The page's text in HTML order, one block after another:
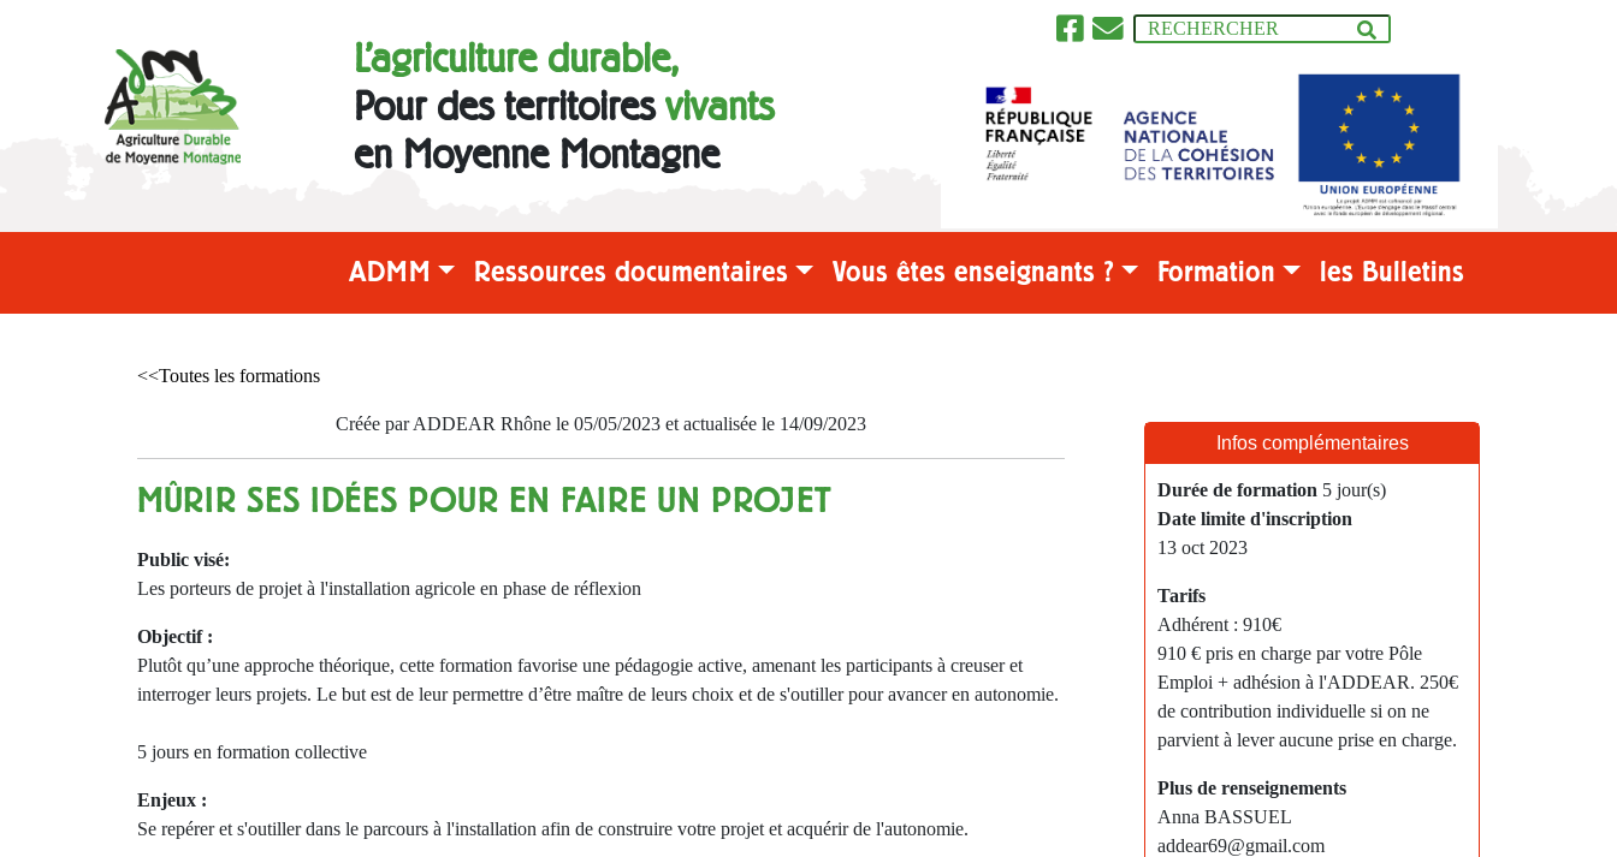
L'agriculture durable,
Pour des territoiresvivants
en Moyenne Montagne
ADMM Ressources documentaires Vous êtes enseignants ? Formation les Bulletins
<<Toutes les formations
Créée par ADDEAR Rhône le 05/05/2023 et actualisée le 14/09/2023
MÛRIR SES IDÉES POUR EN FAIRE UN PROJET
Public visé:
Les porteurs de projet à l'installation agricole en phase de réflexion
Objectif :
Plutôt qu’une approche théorique, cette formation favorise une pédagogie active, amenant les participants à creuser et
interroger leurs projets. Le but est de leur permettre d’être maître de leurs choix et de s'outiller pour avancer en autonomie.
5 jours en formation collective
Enjeux :
Se repérer et s'outiller dans le parcours à l'installation afin de construire votre projet et acquérir de l'autonomie.
Infos complémentaires
Durée de formation 5 jour(s)
Date limite d'inscription
13 oct 2023
Tarifs
Adhérent : 910€
910 € pris en charge par votre Pôle
Emploi + adhésion à l'ADDEAR. 250€
de contribution individuelle si on ne
parvient à lever aucune prise en charge.
Plus de renseignements
Anna BASSUEL
addear69@gmail.com